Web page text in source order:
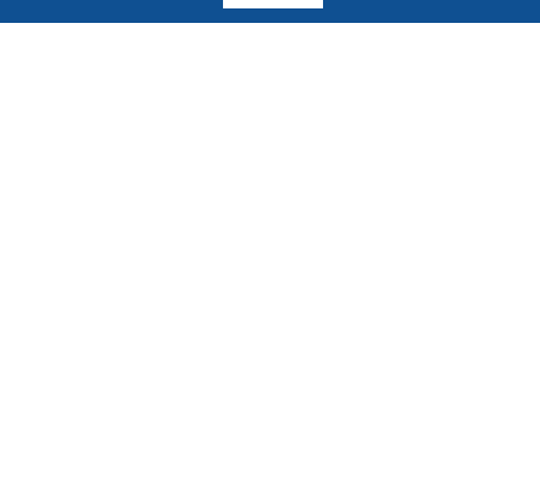
kancelaria@krzysztof-dabrowski.com